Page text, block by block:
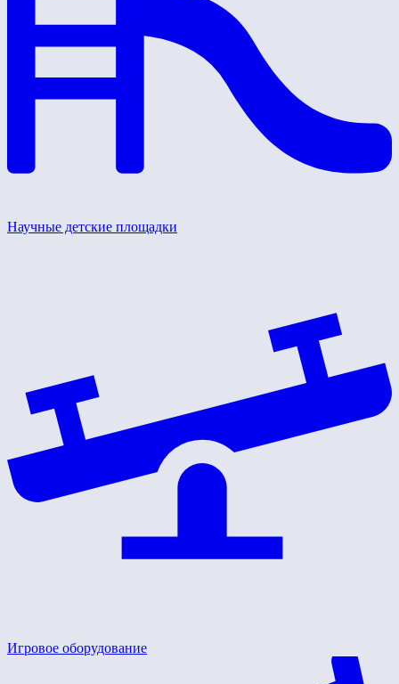
Научные детские площадки
Игровое оборудование